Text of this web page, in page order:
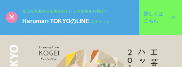
毎日を充実させる東京のトレンド情報をお届け！
Harumari TOKYOのLINE をチェック
詳しくは
こちら